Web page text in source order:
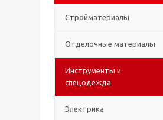
Стройматериалы
Отделочные материалы
Инструменты и
спецодежда
Электрика